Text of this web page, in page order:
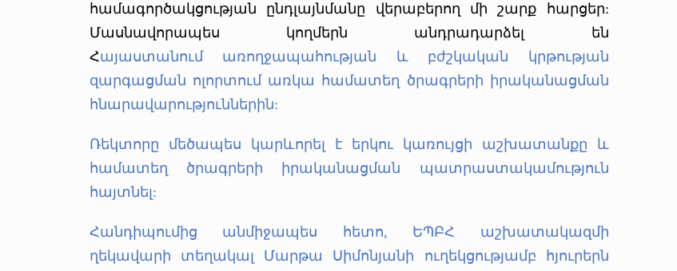
համագործակցության ընդլայնմանը վերաբերող մի շարք հարցեր:
Մասնավորապես կողմերն անդրադարձել են
Հայաստանում առողջապահության և բժշկական կրթության
զարգացման ոլորտում առկա համատեղ ծրագրերի իրականացման
հնարավարություններին:
Ռեկտորը մեծապես կարևորել է երկու կառույցի աշխատանքը և
համատեղ ծրագրերի իրականացման պատրաստակամություն
հայտնել:
Հանդիպումից անմիջապես հետո, ԵՊԲՀ աշխատակազմի
ղեկավարի տեղակալ Մարթա Սիմոնյանի ուղեկցությամբ հյուրերն